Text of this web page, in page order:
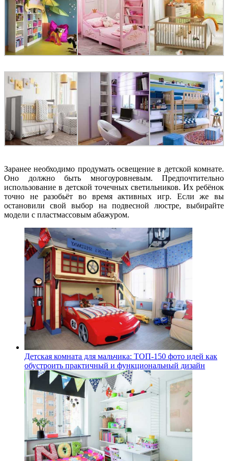
Заранее необходимо продумать освещение в детской комнате.
Оно должно быть многоуровневым. Предпочтительно
использование в детской точечных светильников. Их ребёнок
точно не разобьёт во время активных игр. Если же вы
остановили свой выбор на подвесной люстре, выбирайте
модели с пластмассовым абажуром.
Детская комната для мальчика: ТОП-150 фото идей как
обустроить практичный и функциональный дизайн